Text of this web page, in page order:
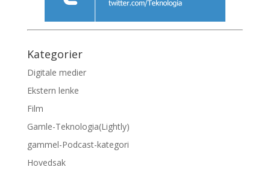
Kategorier
Digitale medier
Ekstern lenke
Film
Gamle-Teknologia(Lightly)
gammel-Podcast-kategori
Hovedsak